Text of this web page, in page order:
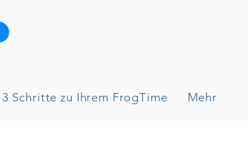
3 Schritte zu Ihrem FrogTime Mehr